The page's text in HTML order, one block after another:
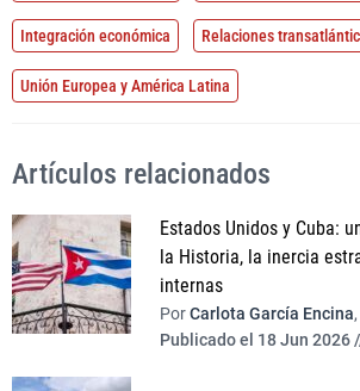
Integración económica Relaciones
Unión Europea y América Latina
Artículos relacionados
Estados Unidos y Cuba:
la Historia, la inercia
internas
PorCarlota García Encina,
Publicado el 18 Jun 2026